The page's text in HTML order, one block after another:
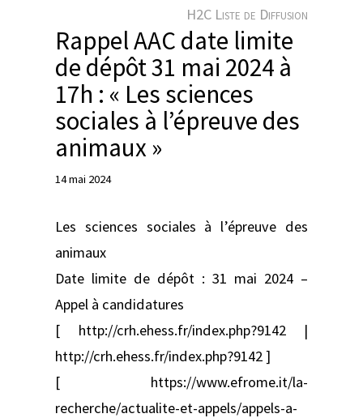
H2C Liste de Diffusion
Rappel AAC date limite
de dépôt 31 mai 2024 à
17h : « Les sciences
sociales à l’épreuve des
animaux »
14 mai 2024
Les sciences sociales à l’épreuve des
animaux
Date limite de dépôt : 31 mai 2024 –
Appel à candidatures
[ http://crh.ehess.fr/index.php?9142 |
http://crh.ehess.fr/index.php?9142 ]
[ https://www.efrome.it/la-
recherche/actualite-et-appels/appels-a-